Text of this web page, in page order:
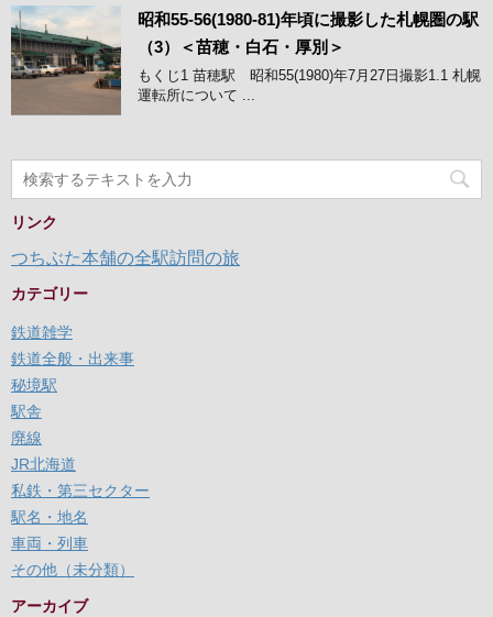
昭和55-56(1980-81)年頃に撮影した札幌圏の駅
（3）＜苗穂・白石・厚別＞
もくじ1 苗穂駅 昭和55(1980)年7月27日撮影1.1 札幌
運転所について ...
リンク
つちぶた本舗の全駅訪問の旅
カテゴリー
鉄道雑学
鉄道全般・出来事
秘境駅
駅舎
廃線
JR北海道
私鉄・第三セクター
駅名・地名
車両・列車
その他（未分類）
アーカイブ